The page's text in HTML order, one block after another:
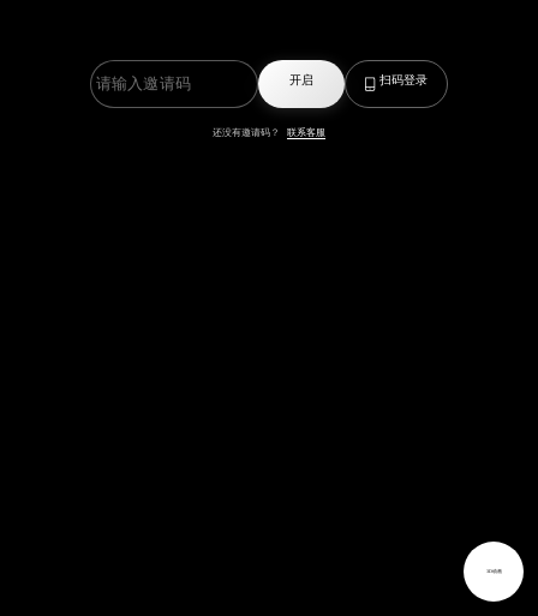
开启 扫码登录
还没有邀请码？ 联系客服
3D动画